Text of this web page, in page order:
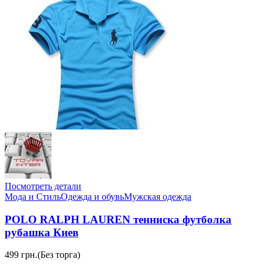
Посмотреть детали
Мода и СтильОдежда и обувьМужская одежда
POLO RALPH LAUREN тенниска футболка
рубашка Киев
499 грн.(Без торга)